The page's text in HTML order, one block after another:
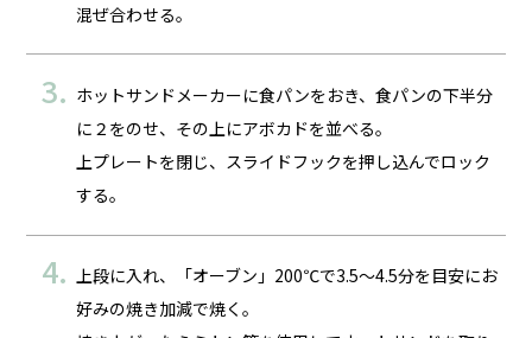
混ぜ合わせる。
ホットサンドメーカーに食パンをおき、食パンの下半分
に２をのせ、その上にアボカドを並べる。
上プレートを閉じ、スライドフックを押し込んでロック
する。
上段に入れ、「オーブン」200℃で3.5～4.5分を目安にお
好みの焼き加減で焼く。